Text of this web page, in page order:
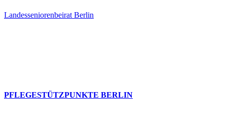
Landesseniorenbeirat Berlin
PFLEGESTÜTZPUNKTE BERLIN